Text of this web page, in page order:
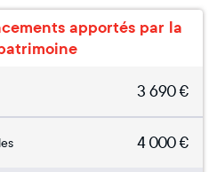
apportés par la
3 690€
4 000€